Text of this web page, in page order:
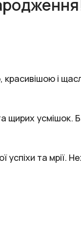
красивішою і
щирих
успіхи та мрії.